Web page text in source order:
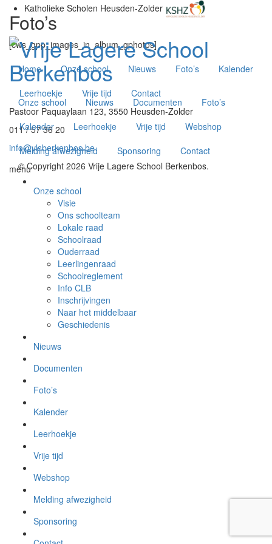
Katholieke Scholen Heusden-Zolder
Onze school Nieuws Documenten
Foto’s
Kalender
Leerhoekje Vrije tijd
Webshop
Melding afwezigheid
Sponsoring
Contact
menu
Onze school
Visie
Ons schoolteam
Lokale raad
Schoolraad
Ouderraad
Leerlingenraad
Schoolreglement
Info CLB
Inschrijvingen
Naar het middelbaar
Geschiedenis
Nieuws
Documenten
Foto’s
Kalender
Leerhoekje
Vrije tijd
Webshop
Melding afwezigheid
Sponsoring
Foto’s
[cws_gpp_images_in_album_gphotos]
Home
Onze school Nieuws Foto’s
Kalender
Leerhoekje
Vrije tijd
Contact
Pastoor Paquaylaan 123, 3550 Heusden-Zolder
011 / 57 36 20
info@vlsberkenbos.be
© Copyright 2026 Vrije Lagere School Berkenbos.